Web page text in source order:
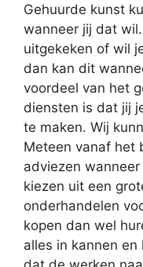
Gehuurde kunst
wanneer jij dat
uitgekeken of wil
dan kan dit
voordeel van het
diensten is dat jij
te maken. Wij
Meteen vanaf het
adviezen
kiezen uit een
onderhandelen
kopen dan wel
alles in kannen